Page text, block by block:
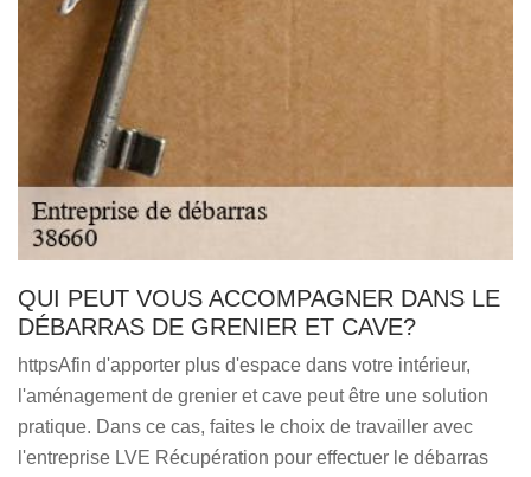
QUI PEUT VOUS ACCOMPAGNER DANS LE
DÉBARRAS DE GRENIER ET CAVE?
httpsAfin d'apporter plus d'espace dans votre intérieur,
l'aménagement de grenier et cave peut être une solution
pratique. Dans ce cas, faites le choix de travailler avec
l'entreprise LVE Récupération pour effectuer le débarras